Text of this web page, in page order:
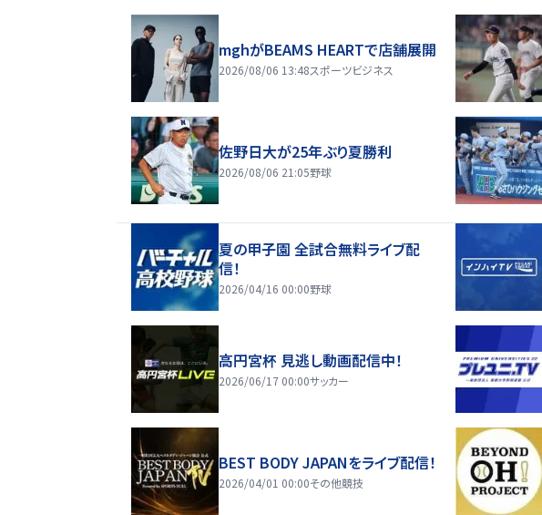
mghがBEAMS HEARTで店舗展開
2026/08/06 13:48スポーツビジネス
佐野日大が25年ぶり夏勝利
2026/08/06 21:05野球
夏の甲子園 全試合無料ライブ配
信！
2026/04/16 00:00野球
高円宮杯 見逃し動画配信中！
2026/06/17 00:00サッカー
BEST BODY JAPANをライブ配信！
2026/04/01 00:00その他競技